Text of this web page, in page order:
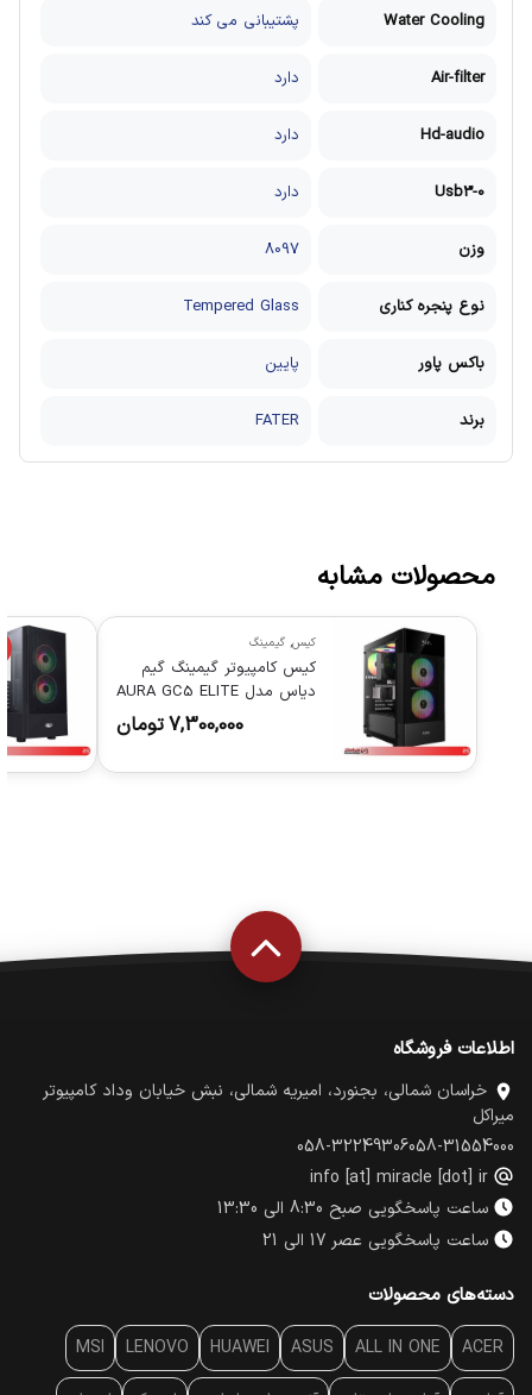
Water Cooling پشتیبانی می کند
Air-filter دارد
Hd-audio دارد
Usb3-0 دارد
وزن 8097
نوع پنجره کناری Tempered Glass
باکس پاور پایین
برند FATER
محصولات مشابه
کیس, گیمینگ
کیس کامپیوتر گیمینگ گیم
دیاس مدل AURA GC5 ELITE
7,300,000تومان
اطلاعات فروشگاه
خراسان شمالی، بجنورد، امیریه شمالی، نبش خیابان وداد کامپیوتر
میراکل
058-31554000
058-32249306
info [at] miracle [dot] ir
ساعت پاسخگویی صبح 8:30 الی 13:30
ساعت پاسخگویی عصر 17 الی 21
دسته‌های محصولات
ACER
ALL IN ONE
ASUS
HUAWEI
LENOVO
MSI